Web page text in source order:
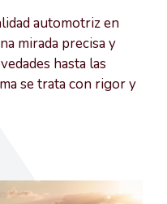
automotriz en
mirada precisa y
hasta las
se trata con rigor y